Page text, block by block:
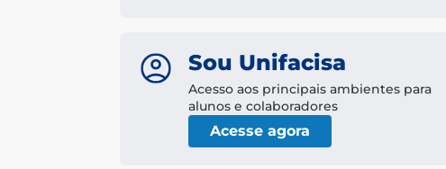
Sou Unifacisa
Acesso aos principais ambientes para
alunos e colaboradores
Acesse agora